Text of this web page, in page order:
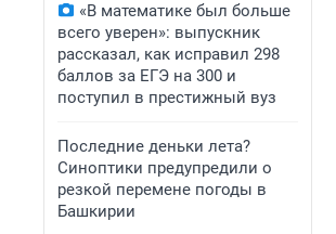
«В математике был больше
всего уверен»: выпускник
рассказал, как исправил 298
баллов за ЕГЭ на 300 и
поступил в престижный вуз
Последние деньки лета?
Синоптики предупредили о
резкой перемене погоды в
Башкирии